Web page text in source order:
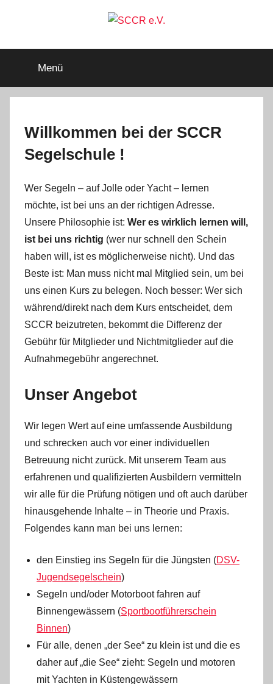
SCCR
e.V.
Deutschen
Segler-
Verband
Menü
Willkommen bei der SCCR
Segelschule !
Wer Segeln – auf Jolle oder Yacht – lernen
möchte, ist bei uns an der richtigen Adresse.
Unsere Philosophie ist: Wer es wirklich lernen will,
ist bei uns richtig (wer nur schnell den Schein
haben will, ist es möglicherweise nicht). Und das
Beste ist: Man muss nicht mal Mitglied sein, um bei
uns einen Kurs zu belegen. Noch besser: Wer sich
während/direkt nach dem Kurs entscheidet, dem
SCCR beizutreten, bekommt die Differenz der
Gebühr für Mitglieder und Nichtmitglieder auf die
Aufnahmegebühr angerechnet.
Unser Angebot
Wir legen Wert auf eine umfassende Ausbildung
und schrecken auch vor einer individuellen
Betreuung nicht zurück. Mit unserem Team aus
erfahrenen und qualifizierten Ausbildern vermitteln
wir alle für die Prüfung nötigen und oft auch darüber
hinausgehende Inhalte – in Theorie und Praxis.
Folgendes kann man bei uns lernen:
den Einstieg ins Segeln für die Jüngsten (DSV-
Jugendsegelschein)
Segeln und/oder Motorboot fahren auf
Binnengewässern (Sportbootführerschein
Binnen)
Für alle, denen „der See“ zu klein ist und die es
daher auf „die See“ zieht: Segeln und motoren
mit Yachten in Küstengewässern